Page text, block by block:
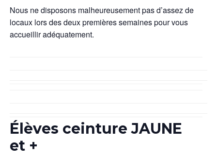
Nous ne disposons malheureusement pas d’assez de
locaux lors des deux premières semaines pour vous
accueillir adéquatement.
Élèves ceinture JAUNE
et +